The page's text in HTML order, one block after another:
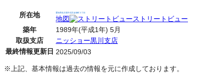
所在地 愛知県名古屋市北区金城町２丁目
地図
ストリートビュー
築年
1989年(平成1年) 5月
取扱支店
ニッショー黒川支店
最終情報更新日 2025/09/03
※上記、基本情報は過去の情報を元に作成しております。